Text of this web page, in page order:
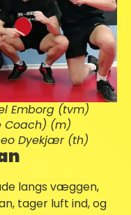
Emborg (tvm)
Coach) (m)
Dyekjær (th)
langs væggen,
tager luft ind, og